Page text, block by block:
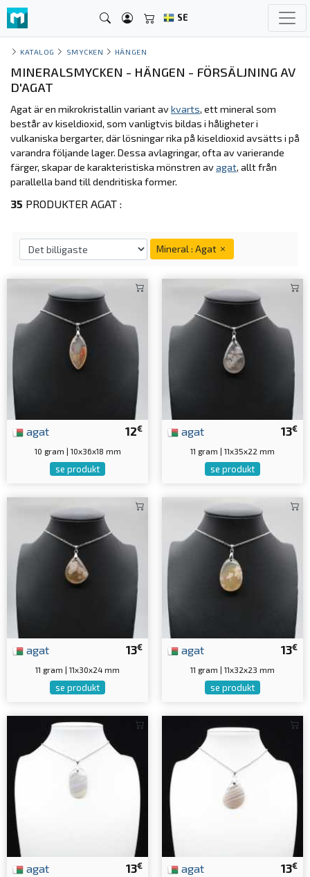
SE
KATALOG SMYCKEN HÄNGEN
MINERALSMYCKEN - HÄNGEN - FÖRSÄLJNING AV
D'AGAT
Agat är en mikrokristallin variant avkvarts, ett mineral som
består av kiseldioxid, som vanligtvis bildas i håligheter i
vulkaniska bergarter, där lösningar rika på kiseldioxid avsätts i på
varandra följande lager. Dessa avlagringar, ofta av varierande
färger, skapar de karakteristiska mönstren avagat, allt från
parallella band till dendritiska former.
35 PRODUKTER AGAT :
Mineral : Agat
12€
agat
10 gram | 10x36x18 mm
se produkt
13€
agat
11 gram | 11x35x22 mm
se produkt
13€
agat
11 gram | 11x30x24 mm
se produkt
13€
agat
11 gram | 11x32x23 mm
se produkt
13€
agat 13€
agat